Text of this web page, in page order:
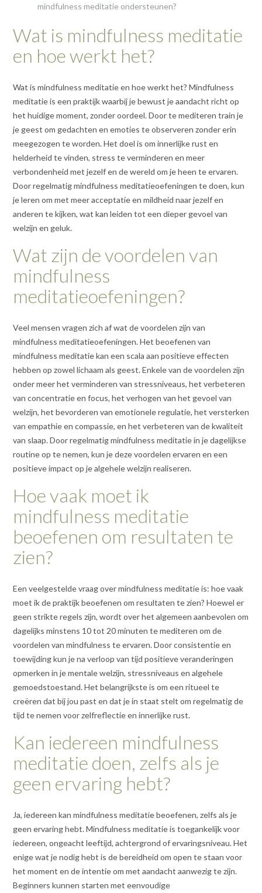
mindfulness meditatie ondersteunen?
Wat is mindfulness meditatie
en hoe werkt het?
Wat is mindfulness meditatie en hoe werkt het? Mindfulness
meditatie is een praktijk waarbij je bewust je aandacht richt op
het huidige moment, zonder oordeel. Door te mediteren train je
je geest om gedachten en emoties te observeren zonder erin
meegezogen te worden. Het doel is om innerlijke rust en
helderheid te vinden, stress te verminderen en meer
verbondenheid met jezelf en de wereld om je heen te ervaren.
Door regelmatig mindfulness meditatieoefeningen te doen, kun
je leren om met meer acceptatie en mildheid naar jezelf en
anderen te kijken, wat kan leiden tot een dieper gevoel van
welzijn en geluk.
Wat zijn de voordelen van
mindfulness
meditatieoefeningen?
Veel mensen vragen zich af wat de voordelen zijn van
mindfulness meditatieoefeningen. Het beoefenen van
mindfulness meditatie kan een scala aan positieve effecten
hebben op zowel lichaam als geest. Enkele van de voordelen zijn
onder meer het verminderen van stressniveaus, het verbeteren
van concentratie en focus, het verhogen van het gevoel van
welzijn, het bevorderen van emotionele regulatie, het versterken
van empathie en compassie, en het verbeteren van de kwaliteit
van slaap. Door regelmatig mindfulness meditatie in je dagelijkse
routine op te nemen, kun je deze voordelen ervaren en een
positieve impact op je algehele welzijn realiseren.
Hoe vaak moet ik
mindfulness meditatie
beoefenen om resultaten te
zien?
Een veelgestelde vraag over mindfulness meditatie is: hoe vaak
moet ik de praktijk beoefenen om resultaten te zien? Hoewel er
geen strikte regels zijn, wordt over het algemeen aanbevolen om
dagelijks minstens 10 tot 20 minuten te mediteren om de
voordelen van mindfulness te ervaren. Door consistentie en
toewijding kun je na verloop van tijd positieve veranderingen
opmerken in je mentale welzijn, stressniveaus en algehele
gemoedstoestand. Het belangrijkste is om een ritueel te
creëren dat bij jou past en dat je in staat stelt om regelmatig de
tijd te nemen voor zelfreflectie en innerlijke rust.
Kan iedereen mindfulness
meditatie doen, zelfs als je
geen ervaring hebt?
Ja, iedereen kan mindfulness meditatie beoefenen, zelfs als je
geen ervaring hebt. Mindfulness meditatie is toegankelijk voor
iedereen, ongeacht leeftijd, achtergrond of ervaringsniveau. Het
enige wat je nodig hebt is de bereidheid om open te staan voor
het moment en de intentie om met aandacht aanwezig te zijn.
Beginners kunnen starten met eenvoudige